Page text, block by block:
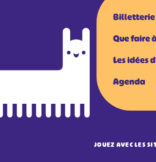
Billetterie
Que faire
Les idées
Agenda
JOUEZ AVEC LES